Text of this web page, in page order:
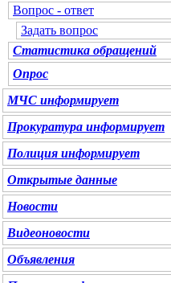
Вопрос - ответ
Задать вопрос
Статистика обращений
Опрос
МЧС информирует
Прокуратура информирует
Полиция информирует
Открытые данные
Новости
Видеоновости
Объявления